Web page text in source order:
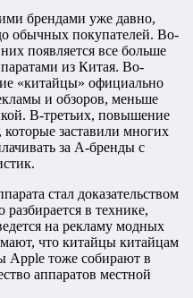
брендами уже давно,
обычных покупателей. Во-
появляется все больше
из Китая. Во-
«китайцы» официально
и обзоров, меньше
В-третьих, повышение
заставили многих
за А-бренды с
стал доказательством
разбирается в технике,
на рекламу модных
что китайцы китайцам
Apple тоже собирают в
аппаратов местной